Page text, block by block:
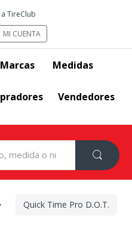
TireClub
MI CUENTA
Marcas Medidas
Vendedores
Quick Time Pro D.O.T.